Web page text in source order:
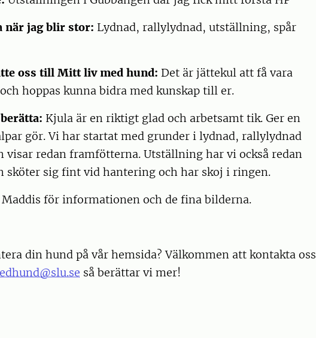
när jag blir stor: Lydnad, rallylydnad, utställning, spår
oss till Mitt liv med hund: Det är jättekul att få vara
hoppas kunna bidra med kunskap till er.
Kjula är en riktigt glad och arbetsamt tik. Ger en
gör. Vi har startat med grunder i lydnad, rallylydnad
visar redan framfötterna. Utställning har vi också redan
sköter sig fint vid hantering och har skoj i ringen.
för informationen och de fina bilderna.
din hund på vår hemsida? Välkommen att kontakta oss
så berättar vi mer!